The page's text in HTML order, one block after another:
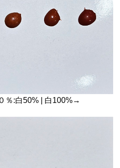
％:白50% | 白100%→